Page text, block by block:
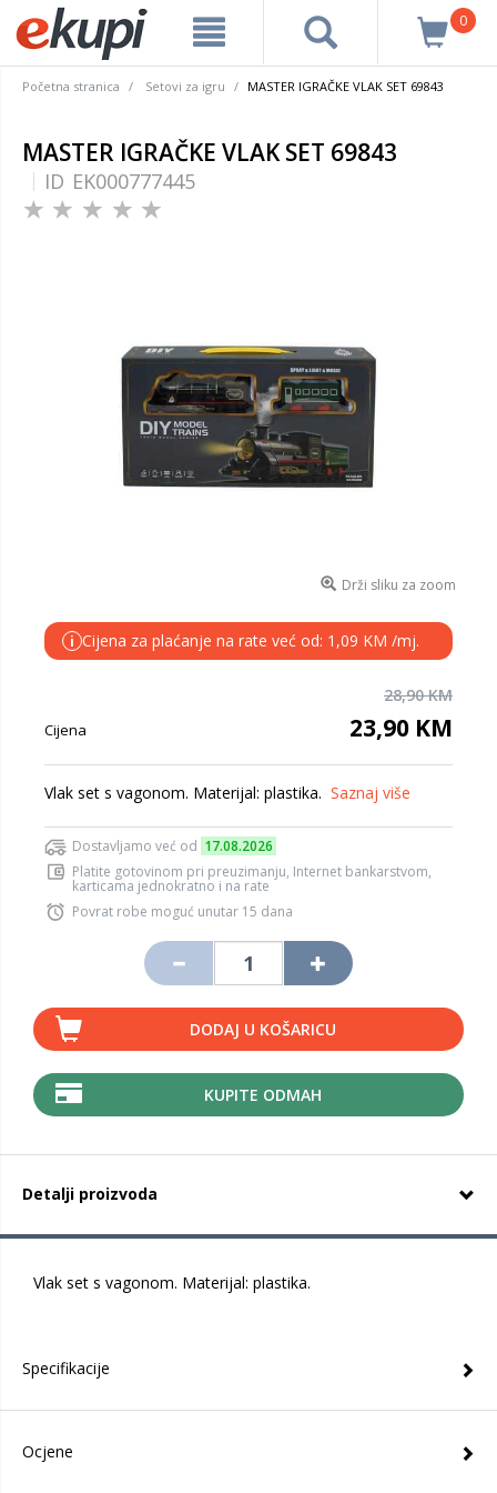
0
Početna stranica Setovi za igru MASTER IGRAČKE VLAK SET 69843
MASTER IGRAČKE VLAK SET 69843
ID EK000777445
Drži sliku za zoom
i Cijena za plaćanje na rate već od: 1,09 KM /mj.
28,90 KM
Cijena 23,90 KM
Vlak set s vagonom. Materijal: plastika. Saznaj više
Dostavljamo već od 17.08.2026
Platite gotovinom pri preuzimanju, Internet bankarstvom,
karticama jednokratno i na rate
Povrat robe moguć unutar 15 dana
DODAJ U KOŠARICU
KUPITE ODMAH
Detalji proizvoda
Vlak set s vagonom. Materijal: plastika.
Specifikacije
Ocjene